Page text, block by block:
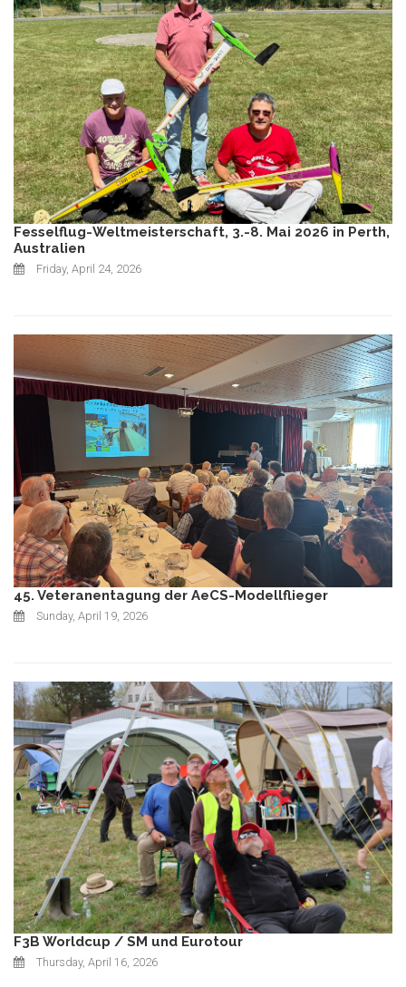
Fesselflug-Weltmeisterschaft, 3.-8. Mai 2026 in Perth,
Australien
Friday, April 24, 2026
45. Veteranentagung der AeCS-Modellflieger
Sunday, April 19, 2026
F3B Worldcup / SM und Eurotour
Thursday, April 16, 2026